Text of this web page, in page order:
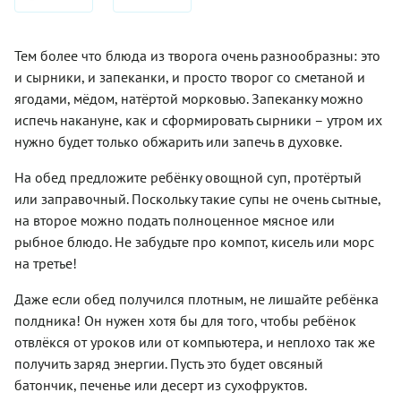
точно
будут в
восторге!
названием
эту
несчастную
рыбу
замораживали,
размораживали
и вновь
— месяц
месяцем.
Поэтому
покупать
камбалу
рыбном
рынке. А
у
проверенного
продавца.
именно
такой
подход! А
еще в
черничный
морс
лимонный
сок,
который
придает
приятные
легкую
кислинку.
Кстати,
такая
добавка,
скорее,
желаемая,
края.
Самые
начинки -
это яйца
сами по
в
сочетании
с рисом,
зеленым
морковью,
пюре, сыр
кусочком
или
мелко
нарезанный
любят
детского
садика
(что ни
говори,
блюда
там
славно),
но вот
повторить
ее дома
как-то не
решаются.
Вернее,
пробовали
это
делать,
попытки
заканчивались
Тем более что блюда из творога очень разнообразны: это
и сырники, и запеканки, и просто творог со сметаной и
ягодами, мёдом, натёртой морковью. Запеканку можно
испечь накануне, как и сформировать сырники – утром их
нужно будет только обжарить или запечь в духовке.
На обед предложите ребёнку овощной суп, протёртый
или заправочный. Поскольку такие супы не очень сытные,
на второе можно подать полноценное мясное или
рыбное блюдо. Не забудьте про компот, кисель или морс
на третье!
Даже если обед получился плотным, не лишайте ребёнка
полдника! Он нужен хотя бы для того, чтобы ребёнок
отвлёкся от уроков или от компьютера, и неплохо так же
получить заряд энергии. Пусть это будет овсяный
батончик, печенье или десерт из сухофруктов.